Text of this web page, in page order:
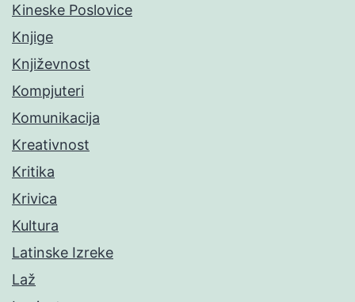
Kineske Poslovice
Knjige
Književnost
Kompjuteri
Komunikacija
Kreativnost
Kritika
Krivica
Kultura
Latinske Izreke
Laž